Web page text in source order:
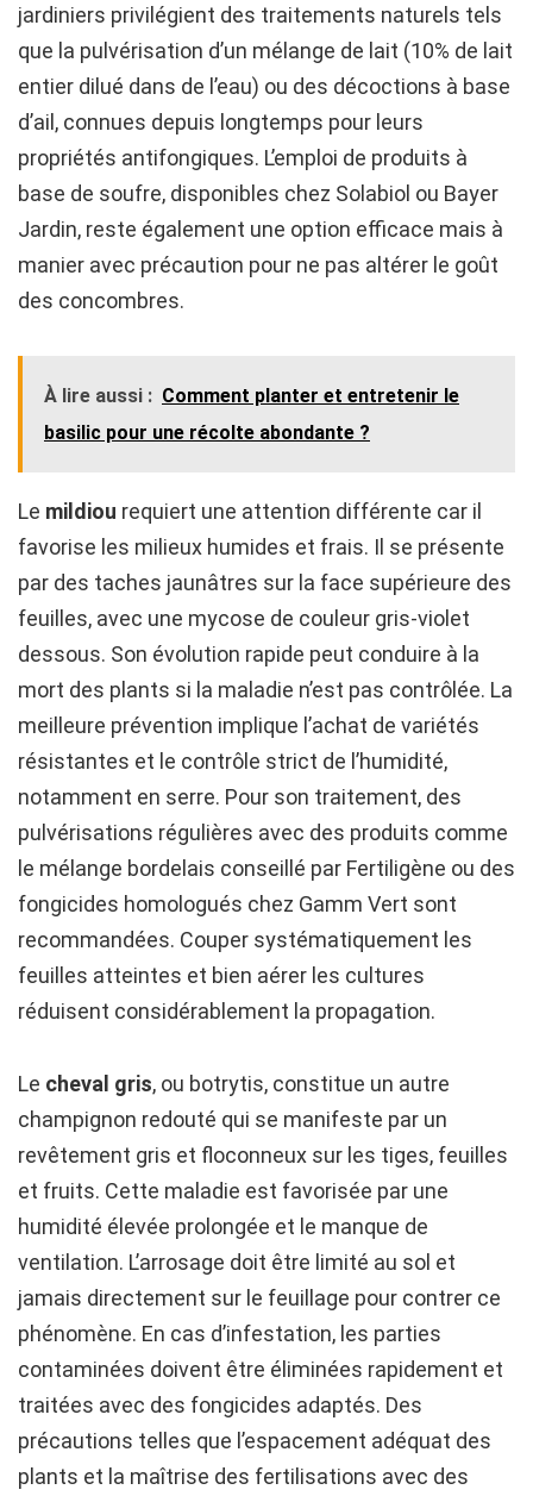
jardiniers privilégient des traitements naturels tels
que la pulvérisation d’un mélange de lait (10% de lait
entier dilué dans de l’eau) ou des décoctions à base
d’ail, connues depuis longtemps pour leurs
propriétés antifongiques. L’emploi de produits à
base de soufre, disponibles chez Solabiol ou Bayer
Jardin, reste également une option efficace mais à
manier avec précaution pour ne pas altérer le goût
des concombres.
À lire aussi : Comment planter et entretenir le
basilic pour une récolte abondante ?
Le mildiou requiert une attention différente car il
favorise les milieux humides et frais. Il se présente
par des taches jaunâtres sur la face supérieure des
feuilles, avec une mycose de couleur gris-violet
dessous. Son évolution rapide peut conduire à la
mort des plants si la maladie n’est pas contrôlée. La
meilleure prévention implique l’achat de variétés
résistantes et le contrôle strict de l’humidité,
notamment en serre. Pour son traitement, des
pulvérisations régulières avec des produits comme
le mélange bordelais conseillé par Fertiligène ou des
fongicides homologués chez Gamm Vert sont
recommandées. Couper systématiquement les
feuilles atteintes et bien aérer les cultures
réduisent considérablement la propagation.
Le cheval gris, ou botrytis, constitue un autre
champignon redouté qui se manifeste par un
revêtement gris et floconneux sur les tiges, feuilles
et fruits. Cette maladie est favorisée par une
humidité élevée prolongée et le manque de
ventilation. L’arrosage doit être limité au sol et
jamais directement sur le feuillage pour contrer ce
phénomène. En cas d’infestation, les parties
contaminées doivent être éliminées rapidement et
traitées avec des fongicides adaptés. Des
précautions telles que l’espacement adéquat des
plants et la maîtrise des fertilisations avec des